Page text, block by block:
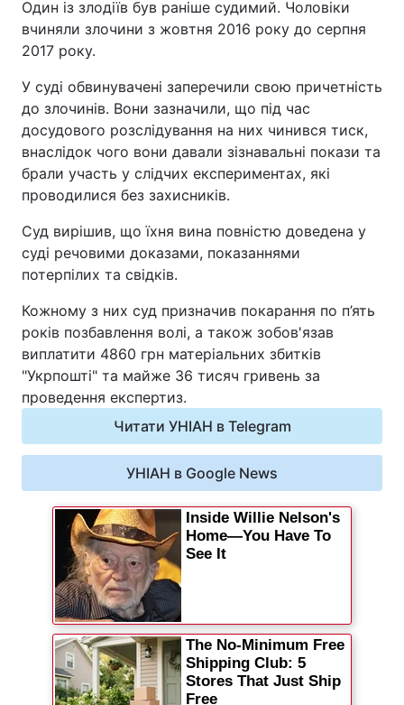
Зброя Інциденти
Здоров'я Туризм
Цікавинки Погода
Відео з Youtube Статті
Інтерв'ю Думки
Архів
Контакти
ПОСЛУГИ
Реклама на сайті Фотобанк
Пресцентр
Один із злодіїв був раніше судимий. Чоловіки
вчиняли злочини з жовтня 2016 року до серпня
2017 року.
У суді обвинувачені заперечили свою причетність
до злочинів. Вони зазначили, що під час
досудового розслідування на них чинився тиск,
внаслідок чого вони давали зізнавальні покази та
брали участь у слідчих експериментах, які
проводилися без захисників.
Суд вирішив, що їхня вина повністю доведена у
суді речовими доказами, показаннями
потерпілих та свідків.
Кожному з них суд призначив покарання по п’ять
років позбавлення волі, а також зобов'язав
виплатити 4860 грн матеріальних збитків
"Укрпошті" та майже 36 тисяч гривень за
проведення експертиз.
Читати УНІАН в Telegram
УНІАН в Google News